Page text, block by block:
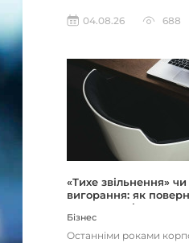
04.08.26
688
«Тихе звільнення»
вигорання: як
через сенс і мету
Бізнес
Останніми роками